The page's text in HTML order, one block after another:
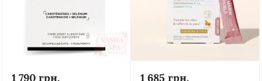
1 790 грн. 1 685 грн.